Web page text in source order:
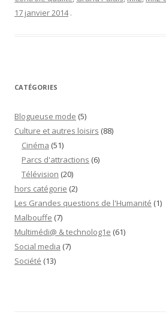
17 janvier 2014 .
CATÉGORIES
Blogueuse mode (5)
Culture et autres loisirs (88)
Cinéma (51)
Parcs d'attractions (6)
Télévision (20)
hors catégorie (2)
Les Grandes questions de l'Humanité (1)
Malbouffe (7)
Multimédi@ & technolog1e (61)
Social media (7)
Société (13)